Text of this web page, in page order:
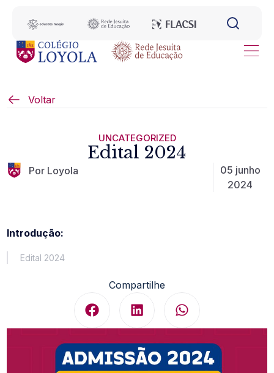
Voltar
UNCATEGORIZED
Edital 2024
Por Loyola
05 junho
2024
Introdução:
Edital 2024
Compartilhe